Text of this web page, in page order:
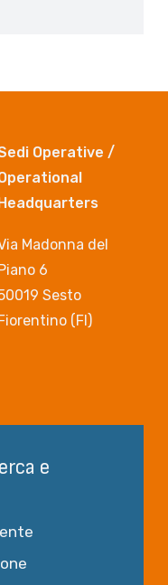
Operative /
Madonna del
6
Sesto
(FI)
e